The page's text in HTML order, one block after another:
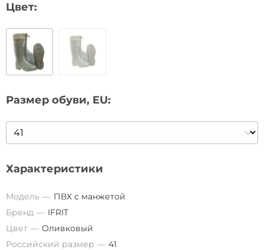
Цвет:
Размер обуви, EU:
Характеристики
Модель
ПВХ с манжетой
Бренд
IFRIT
Цвет
Оливковый
Российский размер
41